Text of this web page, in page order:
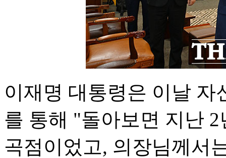
이재명 대통령은 이날 자
를 통해 "돌아보면 지난
곡점이었고, 의장님께서